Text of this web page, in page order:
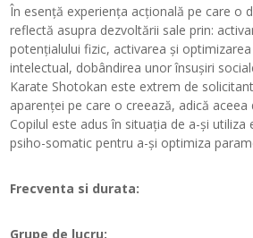
În esență experiența acțională pe care o
reflectă asupra dezvoltării sale prin:
potențialului fizic, activarea și
intelectual, dobândirea unor însușiri
Karate Shotokan este extrem de
aparenței pe care o creează, adică
Copilul este adus în situația de a-și utiliza
psiho-somatic pentru a-și optimiza
Frecventa si durata:
Grupe de lucru: